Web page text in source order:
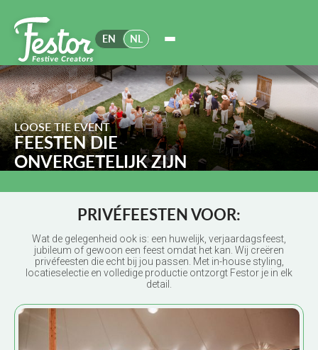
EN NL
LOOSE TIE EVENT
FEESTEN DIE
ONVERGETELIJK ZIJN
PRIVÉFEESTEN VOOR:
Wat de gelegenheid ook is: een huwelijk, verjaardagsfeest,
jubileum of gewoon een feest omdat het kan. Wij creëren
privéfeesten die echt bij jou passen. Met in-house styling,
locatieselectie en volledige productie ontzorgt Festor je in elk
detail.